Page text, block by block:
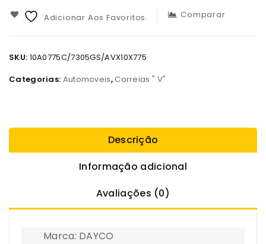
Adicionar Aos Favoritos. Comparar
SKU: 10A0775C/7305GS/AVX10X775
Categorias: Automoveis,Correias " V"
Descrição
Informação adicional
Avaliações (0)
Marca: DAYCO